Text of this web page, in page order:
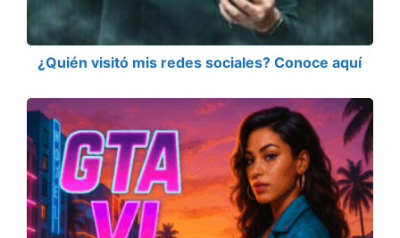
¿Quién visitó mis redes sociales? Conoce aquí